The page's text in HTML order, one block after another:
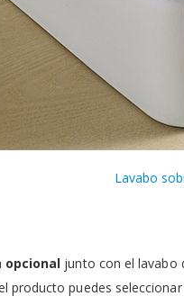
Lavabo
opcional junto con el lavabo
producto puedes